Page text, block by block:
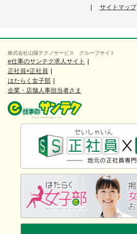
サイトマップ
株式会社山陽テクノサービス グループサイト
e仕事のサンテク求人サイト
正社員×正社員
はたらく女子部
企業・店舗人事担当者さま